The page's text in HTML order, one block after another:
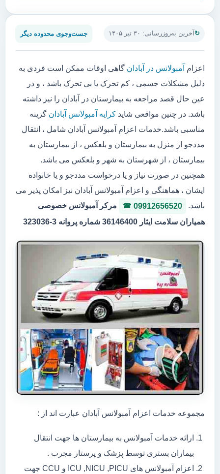
آخرین به‌روزرسانی: ۳۰ تیر ۱۴۰۵ جست‌وجوی محدوده دیگر
اعزام آمبولانس در آبادان گاهی اوقات ممکن است فردی به
دلیل مشکلات جسمی ، کم تحرک یا بی تحرک باشد ، و در
عین حال قصد مراجعه به بیمارستان در آبادان را نیز داشته
باشد. در چنین مواقعی شاید کرایه آمبولانس آبادان گزینه
مناسبی باشد.خدمات اعزام آمبولانس آبادان شامل ، انتقال
مددجو از منزل به بیمارستان و بلعکس ، از بیمارستان به
بیمارستان ، از شهرستان به شهر و بلعکس می باشد.
همچنین در صورت نیاز و یا درخواست مددجو و یا خانواده
ایشان ، هماهنگی و اعزام آمبولانس آبادان نیز امکان پذیر می
باشد.
09912656520
مرکر آمبولانس خصوصی
همیاران سلامت ایثار 36146400 شماره پروانه 3-323036
مجموعه خدمات اعزام آمبولانس آبادان عبارت اند از :
ارائه خدمات آمبولانس به بیمارستان ها جهت انتقال
بیماران بستری توسط پزشک و پرستار مجرب .
اعزام آمبولانس های ICU ,NICU ,PICU و CCU جهت